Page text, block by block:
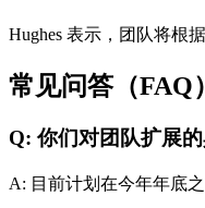
Hughes 表示，团队将根
常见问答（FAQ）
Q: 你们对团队扩展
A: 目前计划在今年年底